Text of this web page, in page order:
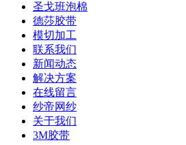
圣戈班泡棉
德莎胶带
模切加工
联系我们
新闻动态
解决方案
在线留言
纱帝网纱
关于我们
3M胶带